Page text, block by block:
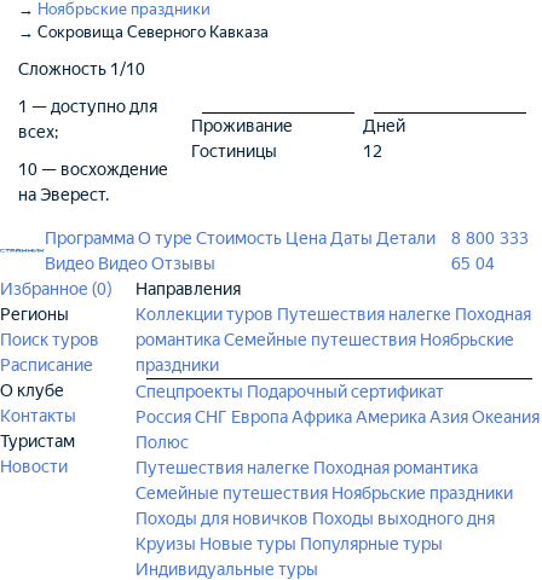
→ Ноябрьские праздники
→ Сокровища Северного Кавказа
Сложность 1/10
1 — доступно для
всех;
10 — восхождение
на Эверест.
Проживание
Гостиницы
Дней
12
Программа О туре Стоимость Цена Даты Детали
Видео Видео Отзывы
8 800 333
65 04
Избранное (0)
Регионы
Поиск туров
Расписание
О клубе
Контакты
Туристам
Новости
Направления
Коллекции туров Путешествия налегке Походная
романтикаСемейные путешествия Ноябрьские
праздники
Спецпроекты Подарочный сертификат
РоссияСНГ ЕвропаАфрикаАмерикаАзияОкеания
Полюс
Путешествия налегке Походная романтика
Семейные путешествия Ноябрьские праздники
Походы для новичков Походы выходного дня
Круизы Новые туры Популярные туры
Индивидуальные туры